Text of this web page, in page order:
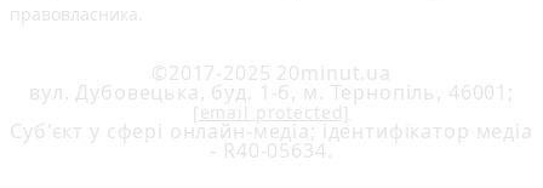
правовласника.
©2017-2025 20minut.ua
вул. Дубовецька, буд. 1-б, м. Тернопіль, 46001;
[email protected]
Cуб'єкт у сфері онлайн-медіа; ідентифікатор медіа
- R40-05634.